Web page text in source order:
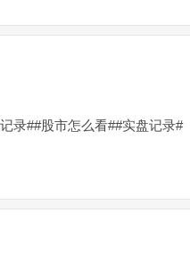
录##股市怎么看##实盘记录#